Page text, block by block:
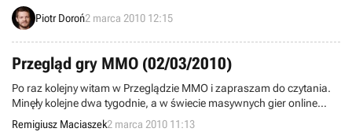
latem najnowsza propozycja studia deweloperskiego Zombie oraz
firmy Ignition Entertainment, a przynajmniej taką nadzieję wyrażają
Piotr Doroń2 marca 2010 12:15
Przegląd gry MMO (02/03/2010)
Po raz kolejny witam w Przeglądzie MMO i zapraszam do czytania.
Minęły kolejne dwa tygodnie, a w świecie masywnych gier online
buczy jak w ulu. Nie wiem czy powodem jest nadchodząca wiosna,
Remigiusz Maciaszek2 marca 2010 11:13